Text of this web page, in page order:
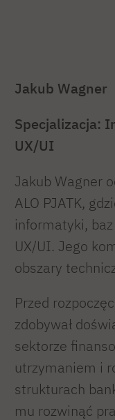
Jakub Wagner
Specjalizacja:
UX/UI
Jakub Wagner
ALO PJATK,
informatyki,
UX/UI. Jego
obszary
Przed
zdobywał
sektorze
utrzymaniem i
strukturach
mu rozwinąć